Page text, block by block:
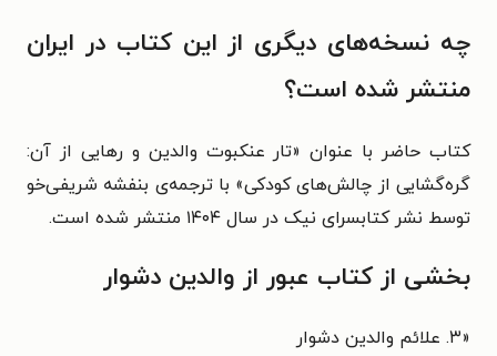
چه نسخه‌های دیگری از این کتاب در ایران
منتشر شده است؟
کتاب حاضر با عنوان «تار عنکبوت والدین و رهایی از آن:
گره‌گشایی از چالش‌های کودکی» با ترجمه‌ی بنفشه شریفی‌‌خو
توسط نشرکتابسرای نیک‏‫ در سال ۱۴۰۴ منتشر شده است.
بخشی از کتاب عبور از والدین دشوار
«۳. علائم والدین دشوار